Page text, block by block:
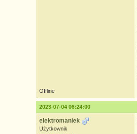
Offline
2023-07-04 06:24:00
elektromaniek
Użytkownik